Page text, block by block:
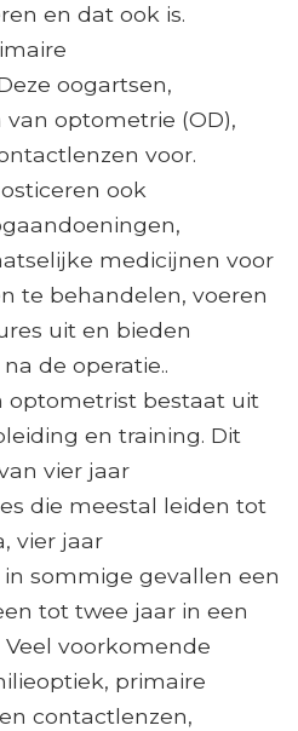
en dat ook is.
oogartsen,
optometrie (OD),
voor.
ook
medicijnen voor
te behandelen, voeren
uit en bieden
de operatie..
optometrist bestaat uit
en training. Dit
vier jaar
die meestal leiden tot
vier jaar
sommige gevallen een
tot twee jaar in een
voorkomende
primaire
contactlenzen,